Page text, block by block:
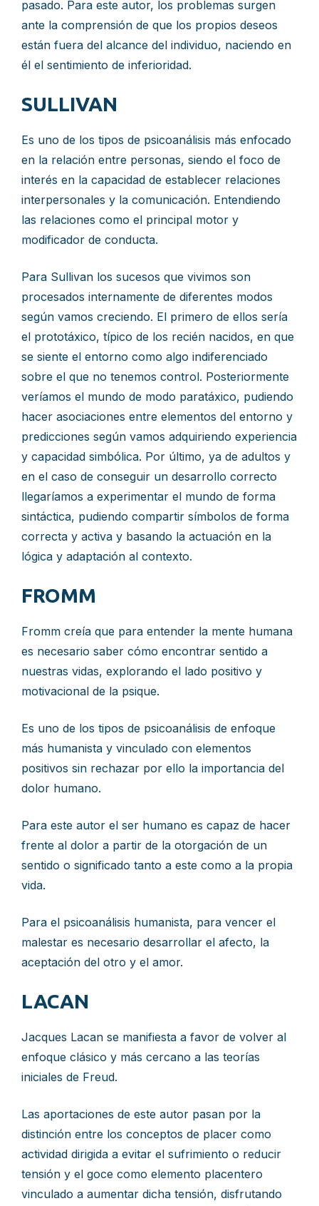
pasado. Para este autor, los problemas surgen
ante la comprensión de que los propios deseos
están fuera del alcance del individuo, naciendo en
él el sentimiento de inferioridad.
SULLIVAN
Es uno de los tipos de psicoanálisis más enfocado
en la relación entre personas, siendo el foco de
interés en la capacidad de establecer relaciones
interpersonales y la comunicación. Entendiendo
las relaciones como el principal motor y
modificador de conducta.
Para Sullivan los sucesos que vivimos son
procesados internamente de diferentes modos
según vamos creciendo. El primero de ellos sería
el prototáxico, típico de los recién nacidos, en que
se siente el entorno como algo indiferenciado
sobre el que no tenemos control. Posteriormente
veríamos el mundo de modo paratáxico, pudiendo
hacer asociaciones entre elementos del entorno y
predicciones según vamos adquiriendo experiencia
y capacidad simbólica. Por último, ya de adultos y
en el caso de conseguir un desarrollo correcto
llegaríamos a experimentar el mundo de forma
sintáctica, pudiendo compartir símbolos de forma
correcta y activa y basando la actuación en la
lógica y adaptación al contexto.
FROMM
Fromm creía que para entender la mente humana
es necesario saber cómo encontrar sentido a
nuestras vidas, explorando el lado positivo y
motivacional de la psique.
Es uno de los tipos de psicoanálisis de enfoque
más humanista y vinculado con elementos
positivos sin rechazar por ello la importancia del
dolor humano.
Para este autor el ser humano es capaz de hacer
frente al dolor a partir de la otorgación de un
sentido o significado tanto a este como a la propia
vida.
Para el psicoanálisis humanista, para vencer el
malestar es necesario desarrollar el afecto, la
aceptación del otro y el amor.
LACAN
Jacques Lacan se manifiesta a favor de volver al
enfoque clásico y más cercano a las teorías
iniciales de Freud.
Las aportaciones de este autor pasan por la
distinción entre los conceptos de placer como
actividad dirigida a evitar el sufrimiento o reducir
tensión y el goce como elemento placentero
vinculado a aumentar dicha tensión, disfrutando